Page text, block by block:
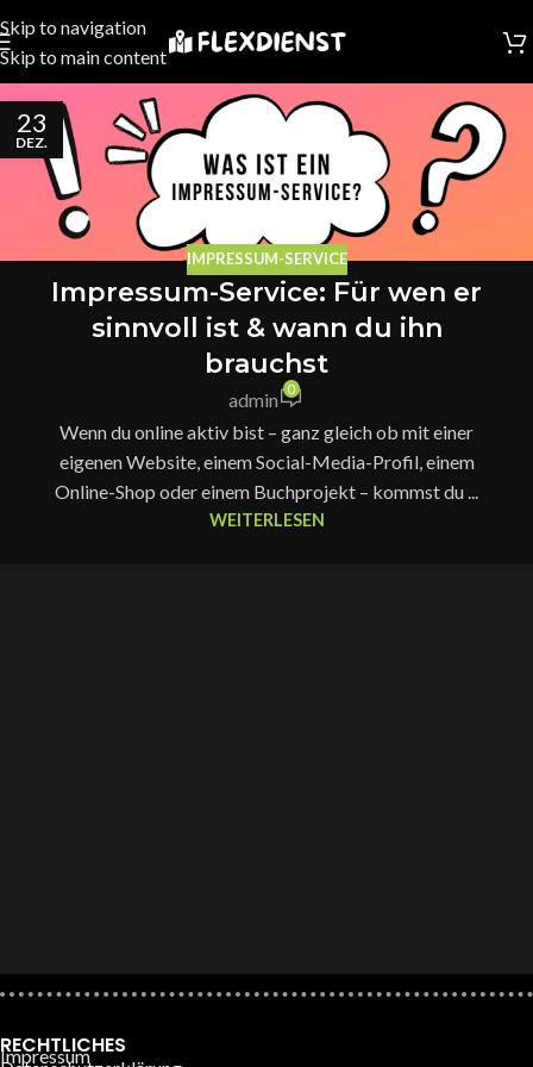
Skip to navigation
Skip to main content
23
DEZ.
IMPRESSUM-SERVICE
Impressum-Service: Für wen er
sinnvoll ist & wann du ihn
brauchst
admin 0
Wenn du online aktiv bist – ganz gleich ob mit einer
eigenen Website, einem Social-Media-Profil, einem
Online-Shop oder einem Buchprojekt – kommst du ...
WEITERLESEN
RECHTLICHES
Impressum